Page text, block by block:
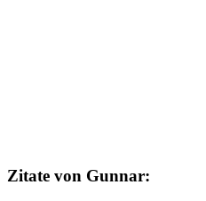
Zitate von Gunnar: